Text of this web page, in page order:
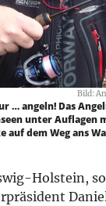
Bild:
… angeln! Das
unter Auflagen
auf dem Weg ans
Holstein,